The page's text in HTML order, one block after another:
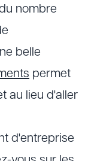
nombre
belle
permet
au lieu d'aller
d'entreprise